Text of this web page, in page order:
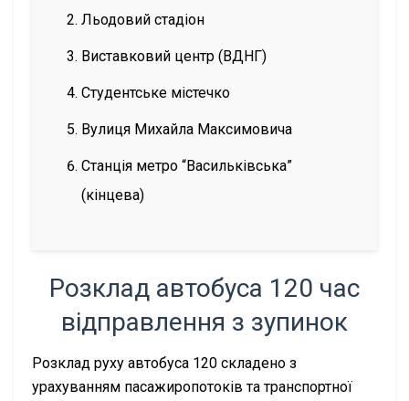
Льодовий стадіон
Виставковий центр (ВДНГ)
Студентське містечко
Вулиця Михайла Максимовича
Станція метро “Васильківська”
(кінцева)
Розклад автобуса 120 час
відправлення з зупинок
Розклад руху автобуса 120 складено з
урахуванням пасажиропотоків та транспортної